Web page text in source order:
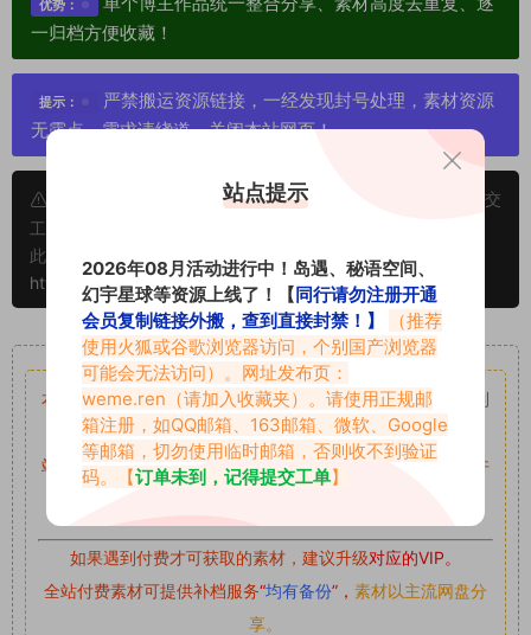
优势：
一归档方便收藏！
提示：
严禁搬运资源链接，一经发现封号处理，素材资源
无露点、需求请绕道，关闭本站网页！
申明：本文资源均来源网友分享，若侵犯了您的权限可以提交
工单处理。
此外本文章皆属于原创文章，转载请注明出处！原文链接：
https://vmiba.top/12394.html
重要声明
本站资源均来自网络分享，如有侵犯你的权益请私信留言
收到
留言后，我们会第一时间进行审核后删除。
站内资源为网友个人学习或测试研究使用，未经原版权作者许
如果遇到付费才可获取的素材，建议升级对应的VIP。
全站付费素材可提供补档服务“均有备份”， 素材以主流网盘分
享。
站点提示
2026年08月活动进行中！岛遇、秘语空间、
幻宇星球等资源上线了！【同行请勿注册开通
会员复制链接外搬，查到直接封禁！】
（推荐
使用火狐或谷歌浏览器访问，个别国产浏览器
可能会无法访问）。网址发布页：
weme.ren （请加入收藏夹）。请使用正规邮
箱注册，如QQ邮箱、163邮箱、微软、Google
等邮箱，切勿使用临时邮箱，否则收不到验证
码。【订单未到，记得提交工单】